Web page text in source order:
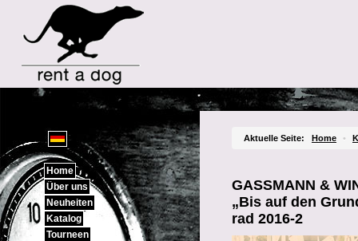
Home
Über uns
Neuheiten
Katalog
Tourneen
Aktuelle Seite: Home •
GASSMANN &
„Bis auf den
rad 2016-2